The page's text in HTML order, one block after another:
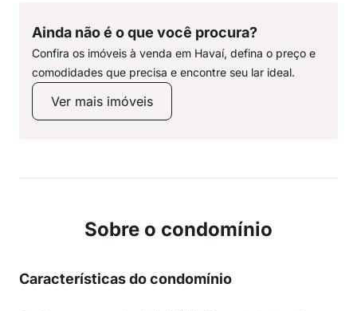
Ainda não é o que você procura?
Confira os imóveis à venda em Havaí, defina o preço e
comodidades que precisa e encontre seu lar ideal.
Ver mais imóveis
Sobre o condomínio
Características do condomínio